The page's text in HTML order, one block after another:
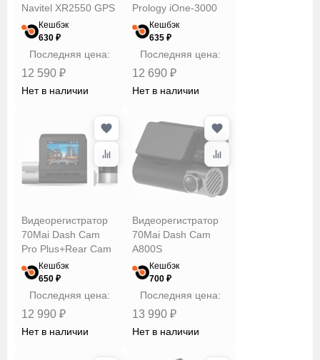
Сбросить Применить
Navitel XR2550 GPS
Кешбэк
630 ₽
Последняя цена:
12 590 ₽
Нет в наличии
Prology iOne-3000
Кешбэк
635 ₽
Последняя цена:
12 690 ₽
Нет в наличии
Видеорегистратор
70Mai Dash Cam
Pro Plus+Rear Cam
Set Кешбэк
650 ₽
Последняя цена:
12 990 ₽
Нет в наличии
Видеорегистратор
70Mai Dash Cam
A800S
Кешбэк
700 ₽
Последняя цена:
13 990 ₽
Нет в наличии